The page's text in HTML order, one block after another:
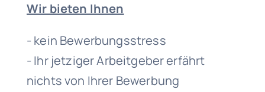
Wir bieten Ihnen
- kein Bewerbungsstress
- Ihr jetziger Arbeitgeber erfährt
nichts von Ihrer Bewerbung